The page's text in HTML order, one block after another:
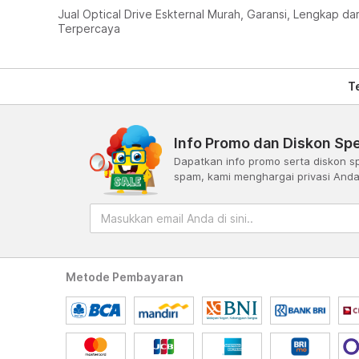
Jual Optical Drive Eskternal Murah, Garansi, Lengkap
Terpercaya
Info Promo dan Diskon
Dapatkan info promo serta diskon
spam, kami menghargai privasi Anda
Metode Pembayaran